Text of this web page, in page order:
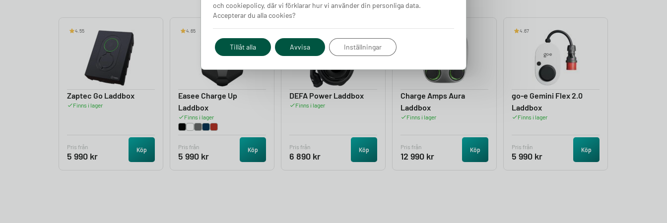
4.55
Zaptec Go Laddbox
Finns i lager
Pris från
5 990 kr
Köp
4.65
Easee Charge Up
Laddbox
Finns i lager
Pris från
5 990 kr
Köp
4.05
DEFA Power Laddbox
Finns i lager
Pris från
6 890 kr
Köp
4.50
Charge Amps Aura
Laddbox
Finns i lager
Pris från
12 990 kr
Köp
4.67
go-e Gemini Flex 2.0
Laddbox
Finns i lager
Pris från
5 990 kr
Köp
och cookiepolicy, där vi förklarar hur vi använder din personliga data.
Accepterar du alla cookies?
Tillåt alla Avvisa Inställningar